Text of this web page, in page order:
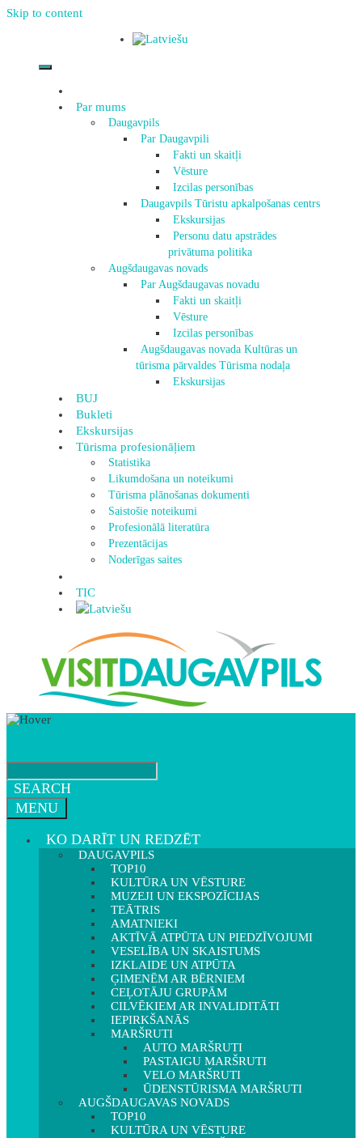
Skip to content
Par mums
Daugavpils
Par Daugavpili
Fakti un skaitļi
Vēsture
Izcilas personības
Daugavpils Tūristu apkalpošanas centrs
Ekskursijas
Personu datu apstrādes
privātuma politika
Augšdaugavas novads
Par Augšdaugavas novadu
Fakti un skaitļi
Vēsture
Izcilas personības
Augšdaugavas novada Kultūras un
tūrisma pārvaldes Tūrisma nodaļa
Ekskursijas
BUJ
Bukleti
Ekskursijas
Tūrisma profesionāļiem
Statistika
Likumdošana un noteikumi
Tūrisma plānošanas dokumenti
Saistošie noteikumi
Profesionālā literatūra
Prezentācijas
Noderīgas saites
TIC
SEARCH
MENU
KO DARĪT UN REDZĒT
DAUGAVPILS
TOP10
KULTŪRA UN VĒSTURE
MUZEJI UN EKSPOZĪCIJAS
TEĀTRIS
AMATNIEKI
AKTĪVĀ ATPŪTA UN PIEDZĪVOJUMI
VESELĪBA UN SKAISTUMS
IZKLAIDE UN ATPŪTA
ĢIMENĒM AR BĒRNIEM
CEĻOTĀJU GRUPĀM
CILVĒKIEM AR INVALIDITĀTI
IEPIRKŠANĀS
MARŠRUTI
AUTO MARŠRUTI
PASTAIGU MARŠRUTI
VELO MARŠRUTI
ŪDENSTŪRISMA MARŠRUTI
AUGŠDAUGAVAS NOVADS
TOP10
KULTŪRA UN VĒSTURE